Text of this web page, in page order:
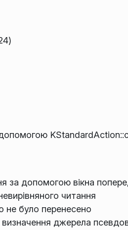
за допомогою вікна
читання
не було перенесено
джерела